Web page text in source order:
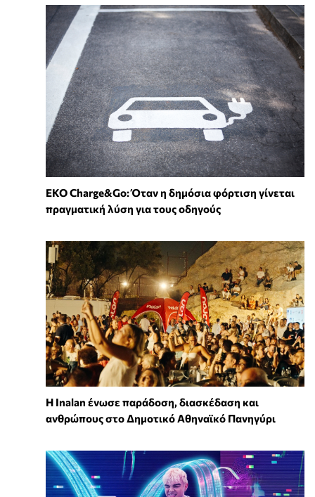
EKO Charge&Go: Όταν η δημόσια φόρτιση γίνεται
πραγματική λύση για τους οδηγούς
Η Inalan ένωσε παράδοση, διασκέδαση και
ανθρώπους στο Δημοτικό Αθηναϊκό Πανηγύρι